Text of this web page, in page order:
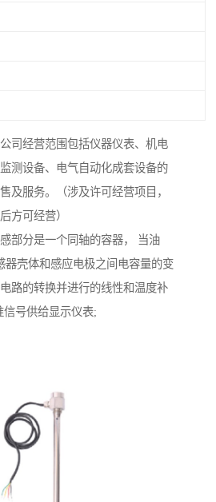
司经营范围包括仪器仪表、机电
测设备、电气自动化成套设备的
及服务。（涉及许可经营项目，
方可经营）
部分是一个同轴的容器， 当油
器壳体和感应电极之间电容量的变
路的转换并进行的线性和温度补
信号供给显示仪表;